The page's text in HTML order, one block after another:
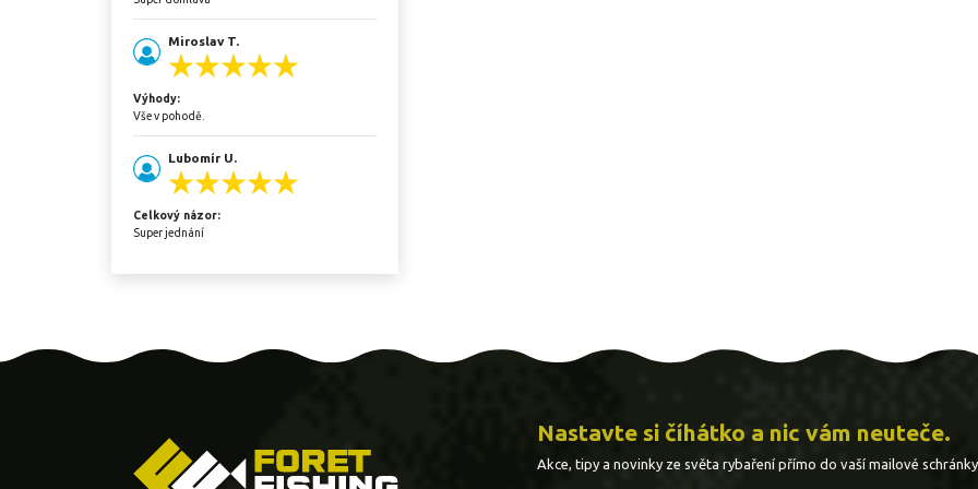
Miroslav T.
Výhody:
Vše v pohodě.
Lubomír U.
Celkový názor:
Super jednání
Nastavte si číhátko a nic vám neuteče.
Akce, tipy a novinky ze světa rybaření přímo do vaší mailové